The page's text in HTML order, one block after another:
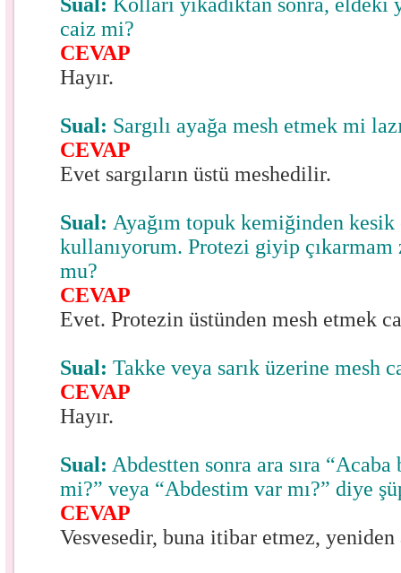
caiz mi?
CEVAP
Hayır.
Sual: Sargılı ayağa mesh etmek mi
CEVAP
Evet sargıların üstü meshedilir.
Sual: Ayağım topuk kemiğinden
kullanıyorum. Protezi giyip
mu?
CEVAP
Evet. Protezin üstünden mesh etmek
Sual:Takke veya sarık üzerine mesh
CEVAP
Hayır.
Sual: Abdestten sonra ara sıra “Acaba
mi?” veya “Abdestim var mı?” diye
CEVAP
Vesvesedir, buna itibar etmez, yeniden